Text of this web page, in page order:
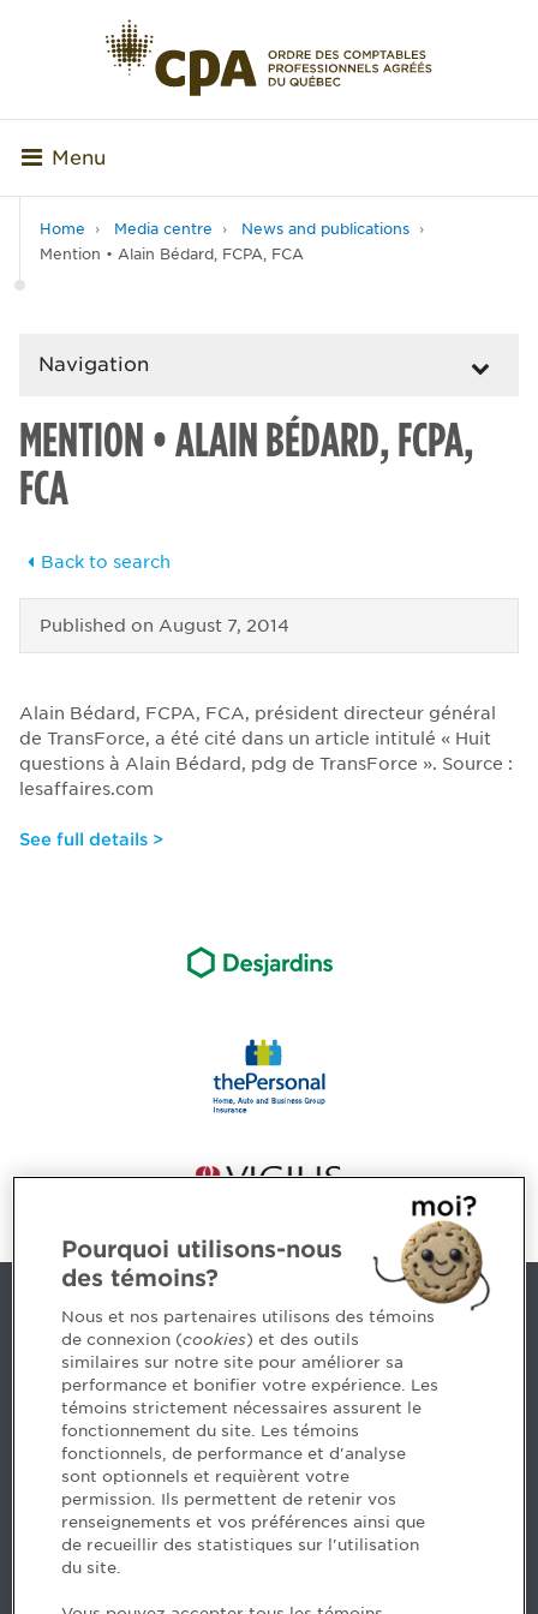
Menu
Home Media centre
News and publications
Mention • Alain Bédard, FCPA, FCA
Navigation
MENTION • ALAIN BÉDARD, FCPA,
FCA
Back to search
Published on August 7, 2014
Alain Bédard, FCPA, FCA, président directeur général
de TransForce, a été cité dans un article intitulé « Huit
questions à Alain Bédard, pdg de TransForce ». Source :
lesaffaires.com
See full details >
Contact us
5, Place Ville Marie, bureau 800, Montréal (Québec)
H3B 2G2
www.cpaquebec.ca
Questions? Ask our team >
Want to make the Order a part of your career? See
our job offers >
Pourquoi utilisons-nous
des témoins?
Nous et nos partenaires utilisons des témoins
de connexion (cookies) et des outils
similaires sur notre site pour améliorer sa
performance et bonifier votre expérience. Les
témoins strictement nécessaires assurent le
fonctionnement du site. Les témoins
fonctionnels, de performance et d'analyse
sont optionnels et requièrent votre
permission. Ils permettent de retenir vos
renseignements et vos préférences ainsi que
de recueillir des statistiques sur l'utilisation
du site.